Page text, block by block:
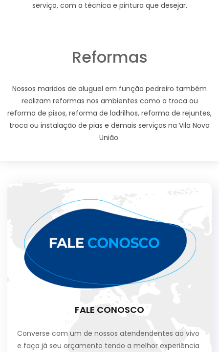
serviço, com a técnica e pintura que desejar.
Reformas
Nossos maridos de aluguel em função pedreiro também
realizam reformas nos ambientes como a troca ou
reforma de pisos, reforma de ladrilhos, reforma de rejuntes,
troca ou instalação de pias e demais serviços na Vila Nova
União.
FALE CONOSCO
Converse com um de nossos atendendentes ao vivo
e faça já seu orçamento tendo a melhor experiência